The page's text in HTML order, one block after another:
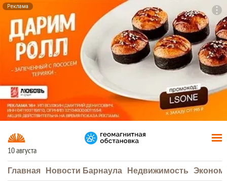
Реклама
10 августа
Главная Новости Барнаула Недвижимость